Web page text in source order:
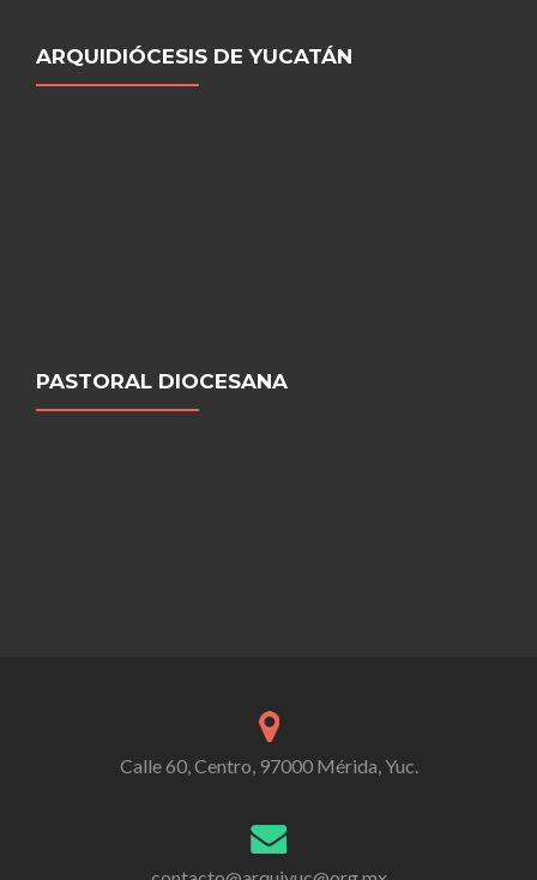
ARQUIDIÓCESIS DE YUCATÁN
PASTORAL DIOCESANA
Calle 60, Centro, 97000 Mérida, Yuc.